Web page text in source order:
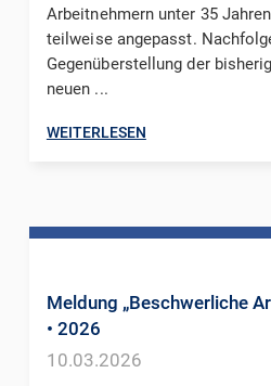
Arbeitnehmern unter 35
teilweise angepasst.
Gegenüberstellung der
neuen ...
WEITERLESEN
Meldung „Beschwerliche
• 2026
10.03.2026